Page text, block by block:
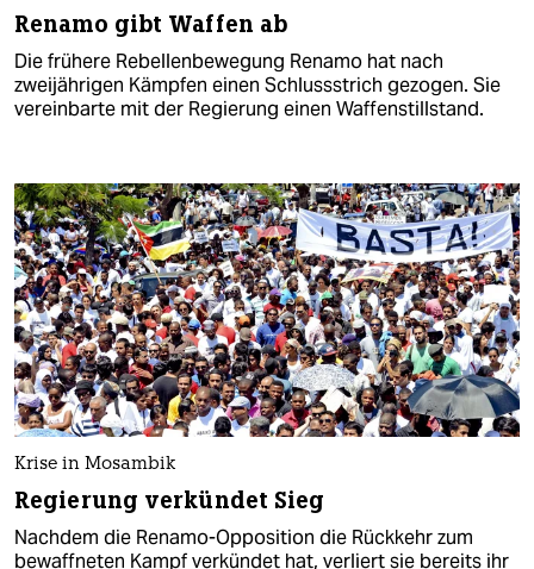
Renamo gibt Waffen ab
Die frühere Rebellenbewegung Renamo hat nach
zweijährigen Kämpfen einen Schlussstrich gezogen. Sie
vereinbarte mit der Regierung einen Waffenstillstand.
Krise in Mosambik
Regierung verkündet Sieg
Nachdem die Renamo-Opposition die Rückkehr zum
bewaffneten Kampf verkündet hat, verliert sie bereits ihr